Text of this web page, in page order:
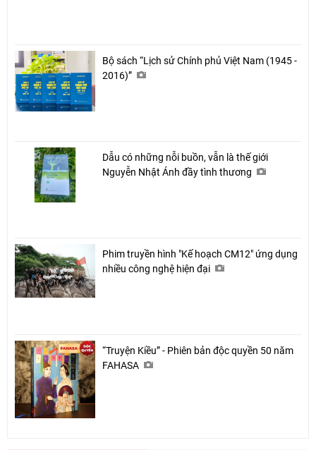
Bộ sách “Lịch sử Chính phủ Việt Nam (1945 -
2016)”
Dẫu có những nỗi buồn, vẫn là thế giới
Nguyễn Nhật Ánh đầy tình thương
Phim truyền hình "Kế hoạch CM12" ứng dụng
nhiều công nghệ hiện đại
“Truyện Kiều” - Phiên bản độc quyền 50 năm
FAHASA